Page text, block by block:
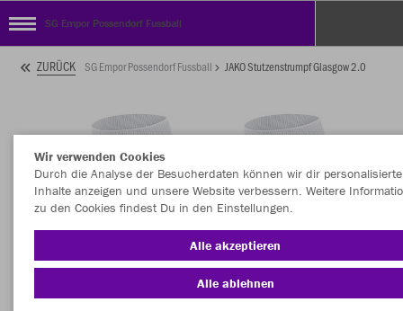
SG Empor Possendorf Fussball
ZURÜCK SG Empor Possendorf Fussball JAKO Stutzenstrumpf Glasgow 2.0
Wir verwenden Cookies
Durch die Analyse der Besucherdaten können wir dir personalisierte
Inhalte anzeigen und unsere Website verbessern. Weitere
zu den Cookies findest Du in den Einstellungen.
Alle akzeptieren
Alle ablehnen